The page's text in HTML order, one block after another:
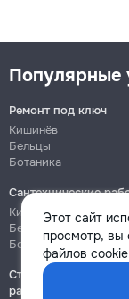
Этот сайт
просмотр, вы
файлов
Популярные
Ремонт под ключ
Кишинёв
Бельцы
Ботаника
Сантехнические
Кишинёв
Бельцы
Ботаника
Строительно-
работы